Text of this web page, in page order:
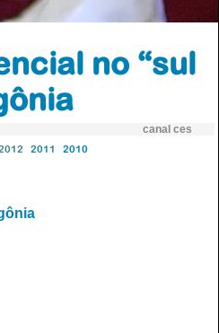
no “sul
canal ces
2011 2010